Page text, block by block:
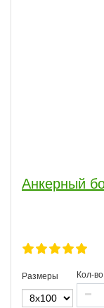
Анкерный
Размеры Кол-